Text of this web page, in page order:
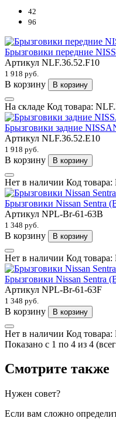
42
96
Брызговики передние
Артикул NLF.36.52.F10
1 918 руб.
В корзину В корзину
На складе Код товара:
Брызговики задние
Артикул NLF.36.52.E10
1 918 руб.
В корзину В корзину
Нет в наличии Код товара:
Брызговики Nissan Sentra
Артикул NPL-Br-61-63B
1 348 руб.
В корзину В корзину
Нет в наличии Код товара:
Брызговики Nissan Sentra
Артикул NPL-Br-61-63F
1 348 руб.
В корзину В корзину
Нет в наличии Код товара:
Показано с 1 по 4 из 4
Смотрите также
Нужен совет?
Если вам сложно